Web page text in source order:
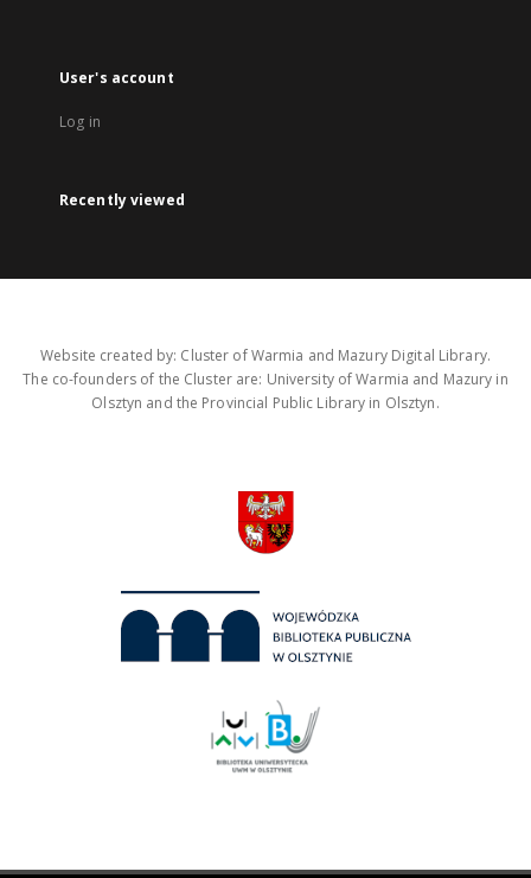
User's account
Log in
Recently viewed
Website created by: Cluster of Warmia and Mazury Digital Library.
The co-founders of the Cluster are: University of Warmia and Mazury in
Olsztyn and the Provincial Public Library in Olsztyn.